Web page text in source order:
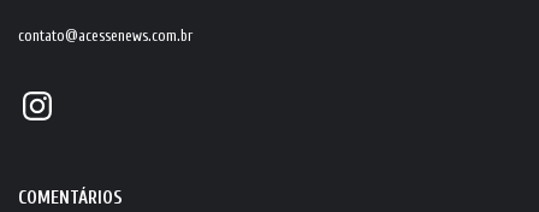
contato@acessenews.com.br
Instagram
COMENTÁRIOS